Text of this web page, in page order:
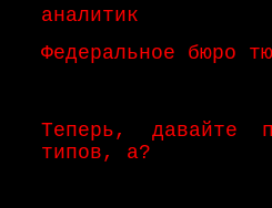
аналитик
Федеральное бюро
Теперь, давайте
типов, а?